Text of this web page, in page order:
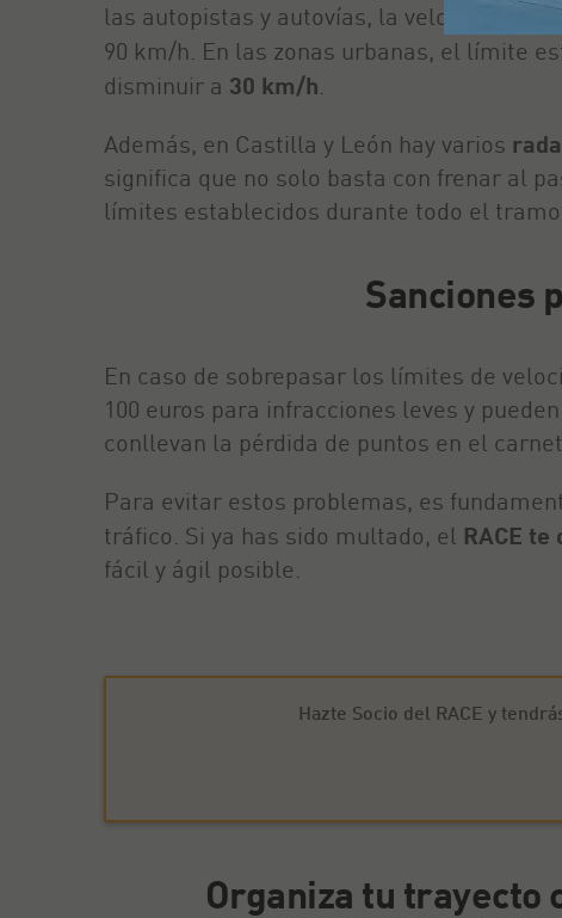
las autopistas y autovías, la velocidad
90 km/h. En las zonas urbanas, el límite
disminuir a 30 km/h.
Además, en Castilla y León hay varios
significa que no solo basta con frenar al
límites establecidos durante todo el
Sanciones
En caso de sobrepasar los límites de
100 euros para infracciones leves y
conllevan la pérdida de puntos en el
Para evitar estos problemas, es
tráfico. Si ya has sido multado, el RACE
fácil y ágil posible.
Hazte Socio del RACE y
Organiza tu trayecto